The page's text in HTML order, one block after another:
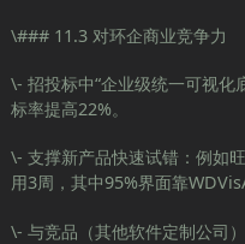
\### 11.3 对环企商业竞争力
\- 招投标中“企业级统一可视化
标率提高22%。
\- 支撑新产品快速试错：例如
用3周，其中95%界面靠
\- 与竞品（其他软件定制公司